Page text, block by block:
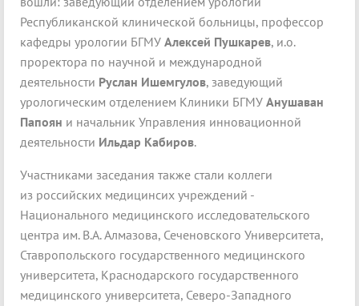
Республиканской клинической больницы, профессор
кафедры урологии БГМУ Алексей Пушкарев, и.о.
проректора по научной и международной
деятельности Руслан Ишемгулов, заведующий
урологическим отделением Клиники БГМУ Анушаван
Папоян и начальник Управления инновационной
деятельности Ильдар Кабиров.
Участниками заседания также стали коллеги
из российских медицинсих учреждений -
Национального медицинского исследовательского
центра им. В.А. Алмазова, Сеченовского Университета,
Ставропольского государственного медицинского
университета, Краснодарского государственного
медицинского университета, Северо-Западного